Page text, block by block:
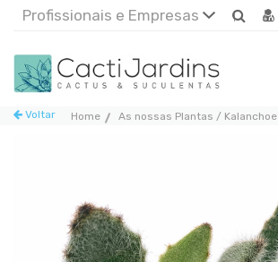
Profissionais e Empresas
Home As nossas Plantas / Kalanchoe
Voltar